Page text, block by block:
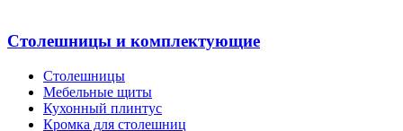
Столешницы и комплектующие
Столешницы
Мебельные щиты
Кухонный плинтус
Кромка для столешниц